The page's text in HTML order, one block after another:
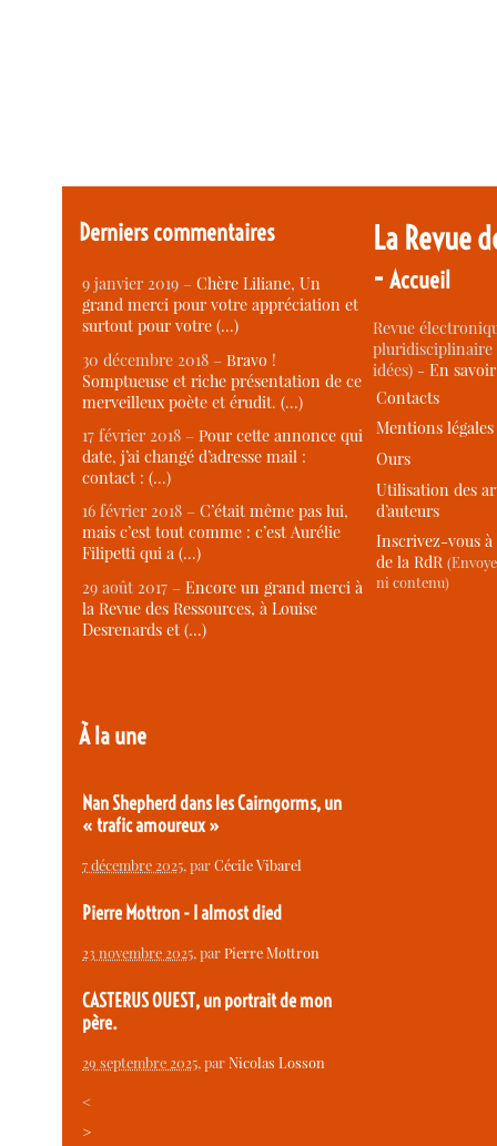
Derniers commentaires
9 janvier 2019 –Chère Liliane, Un
grand merci pour votre appréciation et
surtout pour votre (…)
30 décembre 2018 –Bravo !
Somptueuse et riche présentation de ce
merveilleux poète et érudit. (…)
17 février 2018 –Pour cette annonce qui
date, j’ai changé d’adresse mail :
contact : (…)
16 février 2018 –C’était même pas lui,
mais c’est tout comme : c’est Aurélie
Filipetti qui a (…)
29 août 2017 –Encore un grand merci à
la Revue des Ressources, à Louise
Desrenards et (…)
À la une
Nan Shepherd dans les Cairngorms, un
« trafic amoureux »
7 décembre 2025, parCécile Vibarel
Pierre Mottron - I almost died
23 novembre 2025, parPierre Mottron
CASTERUS OUEST, un portrait de mon
père.
29 septembre 2025, parNicolas Losson
<
>
La Revue
-Accueil
Revue
idées) -En
Contacts
Mentions légales
Ours
Utilisation des
d’auteurs
Inscrivez-vous
de la RdR
ni contenu)